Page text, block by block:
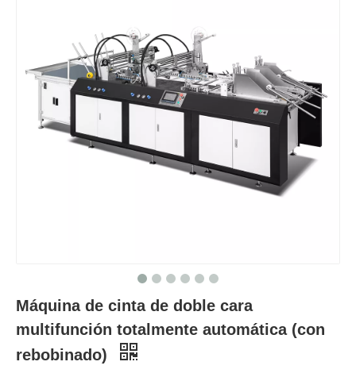
Máquina de cinta de doble cara
multifunción totalmente automática (con
rebobinado)